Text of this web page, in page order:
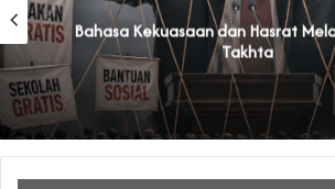
Bahasa Kekuasaan dan Hasrat
Takhta